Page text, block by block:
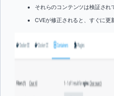
それらのコンテンツは検証され
CVEが修正されると、すぐに更